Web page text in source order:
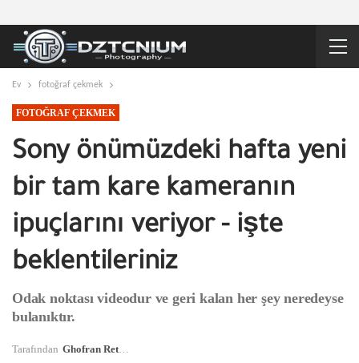
Ev fotoğraf çekmek
FOTOĞRAF ÇEKMEK
Sony önümüzdeki hafta yeni
bir tam kare kameranın
ipuçlarını veriyor - işte
beklentileriniz
Odak noktası videodur ve geri kalan her şey neredeyse
bulanıktır.
Tarafından Ghofran Retadj